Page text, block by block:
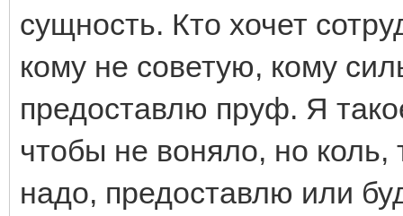
сущность. Кто хочет
кому не советую, кому
предоставлю пруф. Я
чтобы не воняло, но
надо, предоставлю или